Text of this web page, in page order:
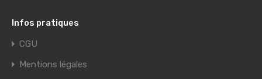
Infos pratiques
CGU
Mentions légales